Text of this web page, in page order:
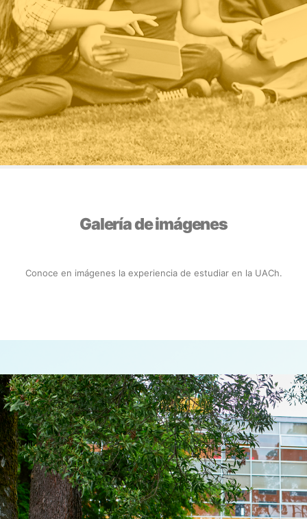
Galería de imágenes
Conoce en imágenes la experiencia de estudiar en la UACh.